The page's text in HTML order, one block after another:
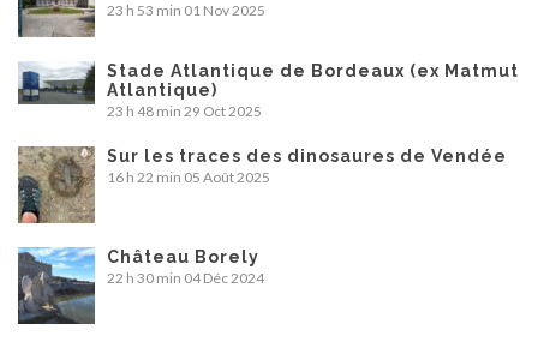
23 h 53 min 01 Nov 2025
Stade Atlantique de Bordeaux (ex Matmut
Atlantique)
23 h 48 min 29 Oct 2025
Sur les traces des dinosaures de Vendée
16 h 22 min 05 Août 2025
Château Borely
22 h 30 min 04 Déc 2024